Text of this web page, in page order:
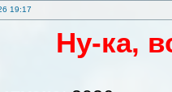
19:17
Ну-ка,